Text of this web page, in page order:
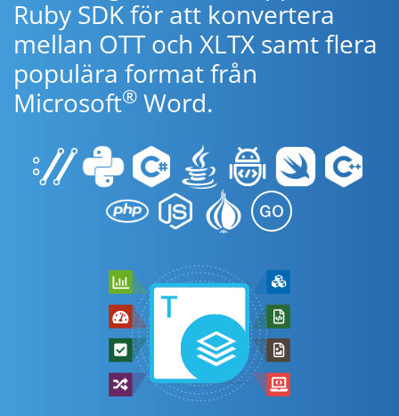
Ruby SDK för att konvertera
mellan OTT och XLTX samt flera
populära format från
Microsoft® Word.